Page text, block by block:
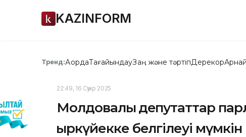
KAZINFORM
Тренд:АқордаТағайындауЗаң және тәртіпДерекқор
22:49, 16 Сәуір 2025
Молдовалық депутаттар
қыркүйекке белгілеуі мүмкін